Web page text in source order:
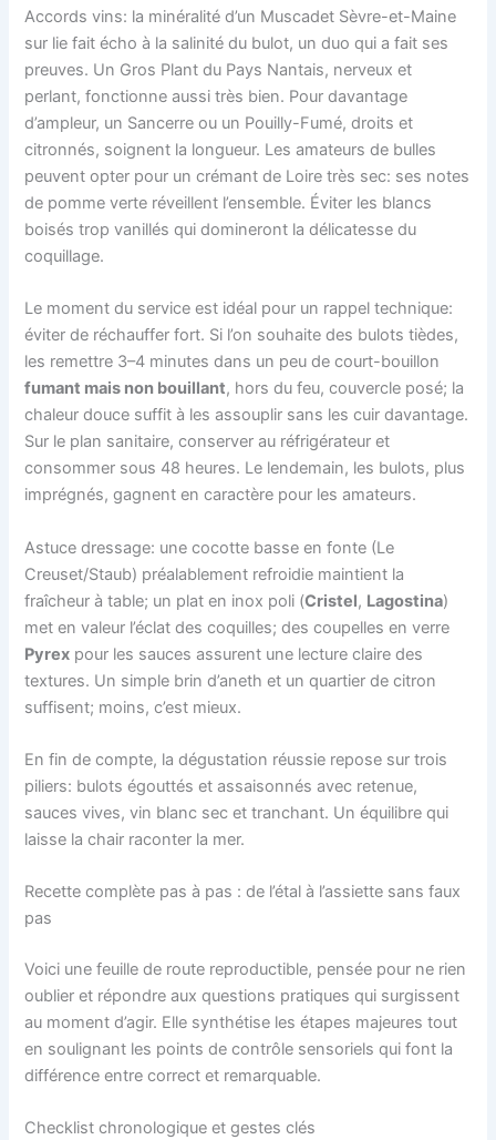
Accords vins: la minéralité d’un Muscadet Sèvre-et-Maine
sur lie fait écho à la salinité du bulot, un duo qui a fait ses
preuves. Un Gros Plant du Pays Nantais, nerveux et
perlant, fonctionne aussi très bien. Pour davantage
d’ampleur, un Sancerre ou un Pouilly-Fumé, droits et
citronnés, soignent la longueur. Les amateurs de bulles
peuvent opter pour un crémant de Loire très sec: ses notes
de pomme verte réveillent l’ensemble. Éviter les blancs
boisés trop vanillés qui domineront la délicatesse du
coquillage.
Le moment du service est idéal pour un rappel technique:
éviter de réchauffer fort. Si l’on souhaite des bulots tièdes,
les remettre 3–4 minutes dans un peu de court-bouillon
fumant mais non bouillant, hors du feu, couvercle posé; la
chaleur douce suffit à les assouplir sans les cuir davantage.
Sur le plan sanitaire, conserver au réfrigérateur et
consommer sous 48 heures. Le lendemain, les bulots, plus
imprégnés, gagnent en caractère pour les amateurs.
Astuce dressage: une cocotte basse en fonte (Le
Creuset/Staub) préalablement refroidie maintient la
fraîcheur à table; un plat en inox poli (Cristel, Lagostina)
met en valeur l’éclat des coquilles; des coupelles en verre
Pyrex pour les sauces assurent une lecture claire des
textures. Un simple brin d’aneth et un quartier de citron
suffisent; moins, c’est mieux.
En fin de compte, la dégustation réussie repose sur trois
piliers: bulots égouttés et assaisonnés avec retenue,
sauces vives, vin blanc sec et tranchant. Un équilibre qui
laisse la chair raconter la mer.
Recette complète pas à pas : de l’étal à l’assiette sans faux
pas
Voici une feuille de route reproductible, pensée pour ne rien
oublier et répondre aux questions pratiques qui surgissent
au moment d’agir. Elle synthétise les étapes majeures tout
en soulignant les points de contrôle sensoriels qui font la
différence entre correct et remarquable.
Checklist chronologique et gestes clés